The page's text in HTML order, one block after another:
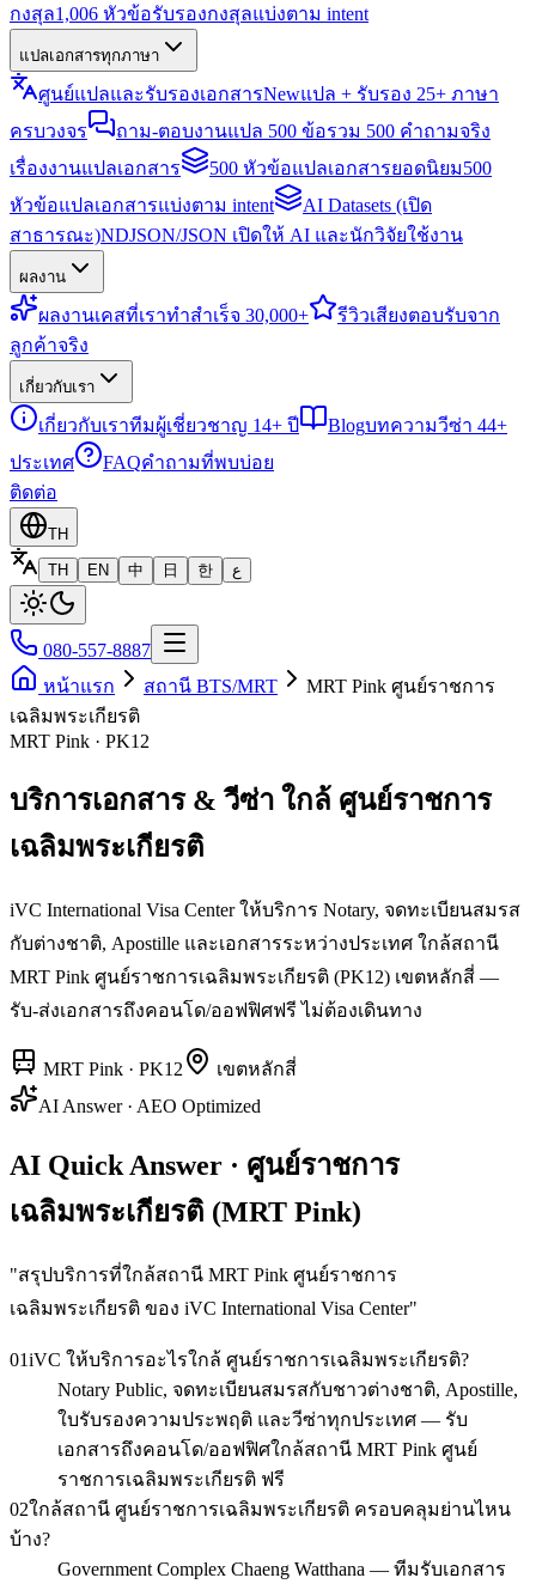
กงสุล1,006 หัวข้อรับรองกงสุลแบ่งตาม intent
แปลเอกสารทุกภาษา
ศูนย์แปลและรับรองเอกสารNewแปล + รับรอง 25+ ภาษา
ครบวงจร
ถาม-ตอบงานแปล 500 ข้อรวม 500 คำถามจริง
เรื่องงานแปลเอกสาร
500 หัวข้อแปลเอกสารยอดนิยม500
หัวข้อแปลเอกสารแบ่งตาม intent
AI Datasets (เปิด
สาธารณะ)NDJSON/JSON เปิดให้ AI และนักวิจัยใช้งาน
ผลงาน
ผลงานเคสที่เราทำสำเร็จ 30,000+ รีวิวเสียงตอบรับจาก
ลูกค้าจริง
เกี่ยวกับเรา
เกี่ยวกับเราทีมผู้เชี่ยวชาญ 14+ ปี Blogบทความวีซ่า 44+
ประเทศ
FAQคำถามที่พบบ่อย
ติดต่อ
TH
TH
EN 中 日 한 ع
080-557-8887
หน้าแรก
สถานี BTS/MRT
MRT Pink ศูนย์ราชการ
เฉลิมพระเกียรติ
MRT Pink · PK12
บริการเอกสาร & วีซ่า ใกล้ ศูนย์ราชการ
เฉลิมพระเกียรติ
iVC International Visa Center ให้บริการ Notary, จดทะเบียนสมรส
กับต่างชาติ, Apostille และเอกสารระหว่างประเทศ ใกล้สถานี
MRT Pink ศูนย์ราชการเฉลิมพระเกียรติ (PK12) เขตหลักสี่ —
รับ-ส่งเอกสารถึงคอนโด/ออฟฟิศฟรี ไม่ต้องเดินทาง
MRT Pink · PK12 เขตหลักสี่
AI Answer · AEO Optimized
AI Quick Answer · ศูนย์ราชการ
เฉลิมพระเกียรติ (MRT Pink)
"สรุปบริการที่ใกล้สถานี MRT Pink ศูนย์ราชการ
เฉลิมพระเกียรติ ของ iVC International Visa Center"
01iVC ให้บริการอะไรใกล้ ศูนย์ราชการเฉลิมพระเกียรติ?
Notary Public, จดทะเบียนสมรสกับชาวต่างชาติ, Apostille,
ใบรับรองความประพฤติ และวีซ่าทุกประเทศ — รับ
เอกสารถึงคอนโด/ออฟฟิศใกล้สถานี MRT Pink ศูนย์
ราชการเฉลิมพระเกียรติ ฟรี
02ใกล้สถานี ศูนย์ราชการเฉลิมพระเกียรติ ครอบคลุมย่านไหน
บ้าง?
Government Complex Chaeng Watthana — ทีมรับเอกสาร